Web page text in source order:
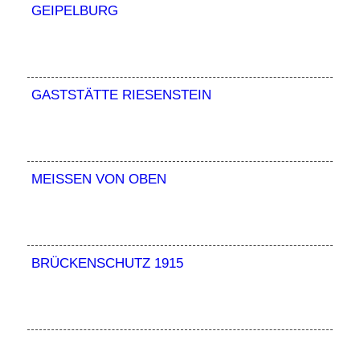
GEIPELBURG
GASTSTÄTTE RIESENSTEIN
MEISSEN VON OBEN
BRÜCKENSCHUTZ 1915